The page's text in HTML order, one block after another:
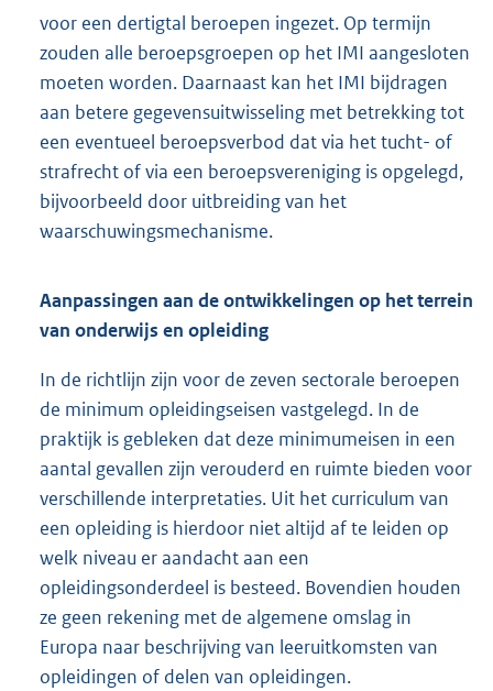
voor een dertigtal beroepen ingezet. Op termijn
zouden alle beroepsgroepen op het IMI aangesloten
moeten worden. Daarnaast kan het IMI bijdragen
aan betere gegevensuitwisseling met betrekking tot
een eventueel beroepsverbod dat via het tucht- of
strafrecht of via een beroepsvereniging is opgelegd,
bijvoorbeeld door uitbreiding van het
waarschuwingsmechanisme.
Aanpassingen aan de ontwikkelingen op het terrein
van onderwijs en opleiding
In de richtlijn zijn voor de zeven sectorale beroepen
de minimum opleidingseisen vastgelegd. In de
praktijk is gebleken dat deze minimumeisen in een
aantal gevallen zijn verouderd en ruimte bieden voor
verschillende interpretaties. Uit het curriculum van
een opleiding is hierdoor niet altijd af te leiden op
welk niveau er aandacht aan een
opleidingsonderdeel is besteed. Bovendien houden
ze geen rekening met de algemene omslag in
Europa naar beschrijving van leeruitkomsten van
opleidingen of delen van opleidingen.